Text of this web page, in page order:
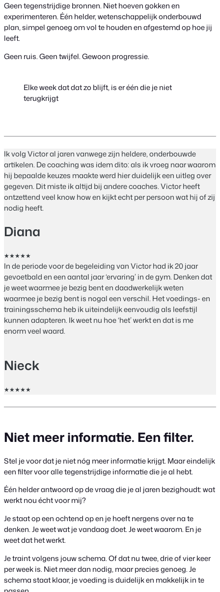
Geen tegenstrijdige bronnen. Niet hoeven gokken en
experimenteren. Één helder, wetenschappelijk onderbouwd
plan, simpel genoeg om vol te houden en afgestemd op hoe jij
leeft.
Geen ruis. Geen twijfel. Gewoon progressie.
Elke week dat dat zo blijft, is er één die je niet
terugkrijgt
Ik volg Victor al jaren vanwege zijn heldere, onderbouwde
artikelen. De coaching was idem dito: als ik vroeg naar waarom
hij bepaalde keuzes maakte werd hier duidelijk een uitleg over
gegeven. Dit miste ik altijd bij andere coaches. Victor heeft
ontzettend veel know how en kijkt echt per persoon wat hij of zij
nodig heeft.
Diana
★★★★★
In de periode voor de begeleiding van Victor had ik 20 jaar
gevoetbald en een aantal jaar ‘ervaring’ in de gym. Denken dat
je weet waarmee je bezig bent en daadwerkelijk weten
waarmee je bezig bent is nogal een verschil. Het voedings- en
trainingsschema heb ik uiteindelijk eenvoudig als leefstijl
kunnen adapteren. Ik weet nu hoe ‘het’ werkt en dat is me
enorm veel waard.
Nieck
★★★★★
Niet meer informatie. Een filter.
Stel je voor dat je niet nóg meer informatie krijgt. Maar eindelijk
een filter voor alle tegenstrijdige informatie die je al hebt.
Één helder antwoord op de vraag die je al jaren bezighoudt: wat
werkt nou écht voor mij?
Je staat op een ochtend op en je hoeft nergens over na te
denken. Je weet wat je vandaag doet. Je weet waarom. En je
weet dat het werkt.
Je traint volgens jouw schema. Of dat nu twee, drie of vier keer
per week is. Niet meer dan nodig, maar precies genoeg. Je
schema staat klaar, je voeding is duidelijk en makkelijk in te